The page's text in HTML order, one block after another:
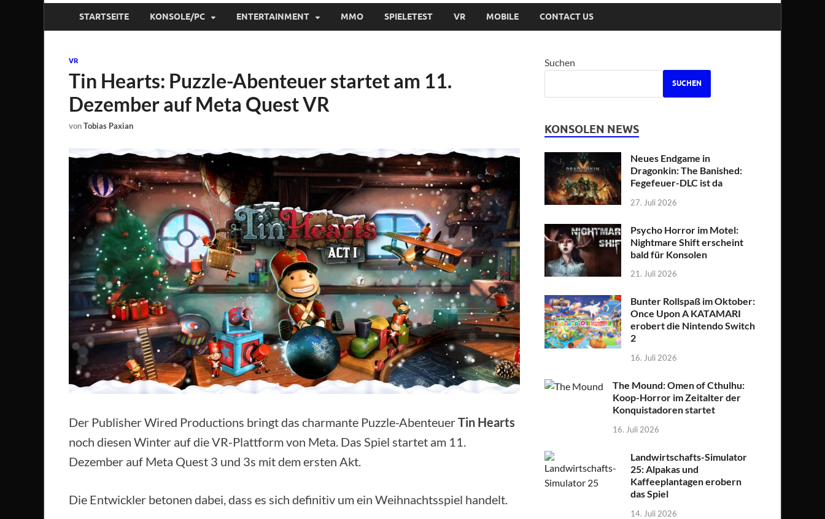
STARTSEITE KONSOLE/PC ENTERTAINMENT MMO SPIELETEST VR MOBILE CONTACT US
VR
Tin Hearts: Puzzle-Abenteuer startet am 11.
Dezember auf Meta Quest VR
vonTobias Paxian
Der Publisher Wired Productions bringt das charmante Puzzle-AbenteuerTin Hearts
noch diesen Winter auf die VR-Plattform von Meta. Das Spiel startet am 11.
Dezember auf Meta Quest 3 und 3s mit dem ersten Akt.
Die Entwickler betonen dabei, dass es sich definitiv um ein Weihnachtsspiel handelt.
Suchen
SUCHEN
KONSOLEN NEWS
Neues Endgame in
Dragonkin: The Banished:
Fegefeuer-DLC ist da
27. Juli 2026
Psycho Horror im Motel:
Nightmare Shift erscheint
bald für Konsolen
21. Juli 2026
Bunter Rollspaß im Oktober:
Once Upon A KATAMARI
erobert die Nintendo Switch
2
16. Juli 2026
The Mound: Omen of Cthulhu:
Koop-Horror im Zeitalter der
Konquistadoren startet
16. Juli 2026
Landwirtschafts-Simulator
25: Alpakas und
Kaffeeplantagen erobern
das Spiel
14. Juli 2026